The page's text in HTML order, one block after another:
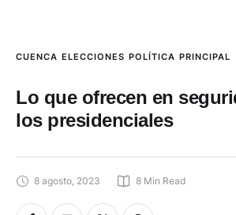
CUENCA ELECCIONES POLÍTICA PRINCIPAL
Lo que ofrecen en
los presidenciales
8 agosto, 2023 8 Min Read